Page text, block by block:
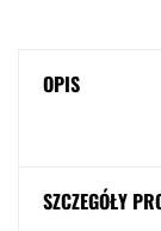
OPIS
SZCZEGÓŁY